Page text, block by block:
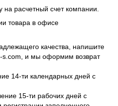
на расчетный счет компании.
товара в офисе
качества, напишите
s.com, и мы оформим возврат
14-ти календарных дней с
15-ти рабочих дней с